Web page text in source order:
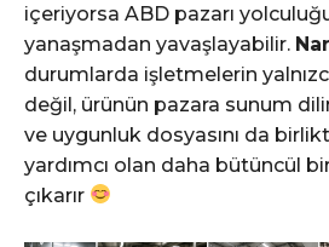
içeriyorsa ABD pazarı
yanaşmadan yavaşlayabilir.
durumlarda işletmelerin
değil, ürünün pazara sunum
ve uygunluk dosyasını da
yardımcı olan daha bütüncül bir
çıkarır